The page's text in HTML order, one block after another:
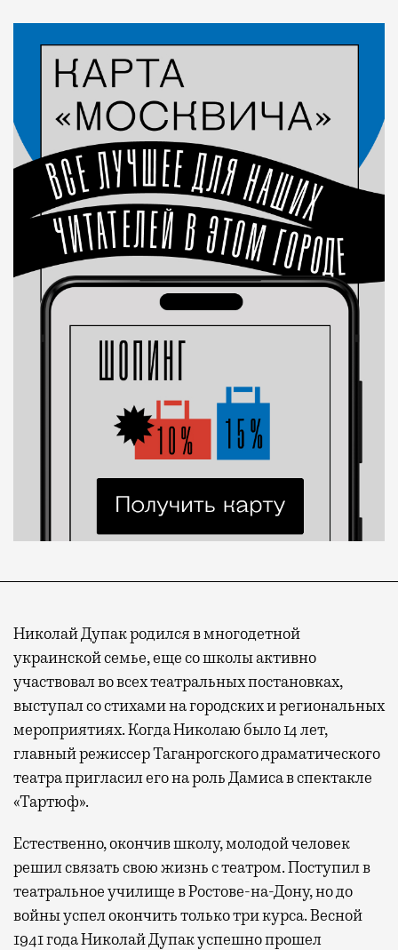
Николай Дупак родился в многодетной
украинской семье, еще со школы активно
участвовал во всех театральных постановках,
выступал со стихами на городских и региональных
мероприятиях. Когда Николаю было 14 лет,
главный режиссер Таганрогского драматического
театра пригласил его на роль Дамиса в спектакле
«Тартюф».
Естественно, окончив школу, молодой человек
решил связать свою жизнь с театром. Поступил в
театральное училище в Ростове-на-Дону, но до
войны успел окончить только три курса. Весной
1941 года Николай Дупак успешно прошел